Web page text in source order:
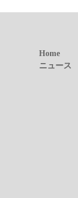
Home
ニュース